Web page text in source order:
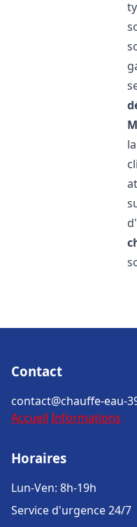
d'
Contact
contact@chauffe-eau-
Accueil Informations
Horaires
Lun-Ven: 8h-19h
Service d'urgence 24/7